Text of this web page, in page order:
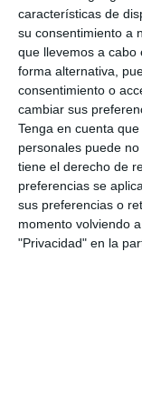
características de
su consentimiento a
que llevemos a cabo
forma alternativa,
consentimiento o
cambiar sus
Tenga en cuenta
personales puede
tiene el derecho de
preferencias se
sus preferencias o
momento volviendo
"Privacidad" en la
mejores deseos
Comparte esta
https://
MIJAS PASTORAL